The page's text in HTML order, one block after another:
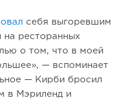
себя выгоревшим
на ресторанных
о том, что в моей
— вспоминает
— Кирби бросил
в Мэриленд и